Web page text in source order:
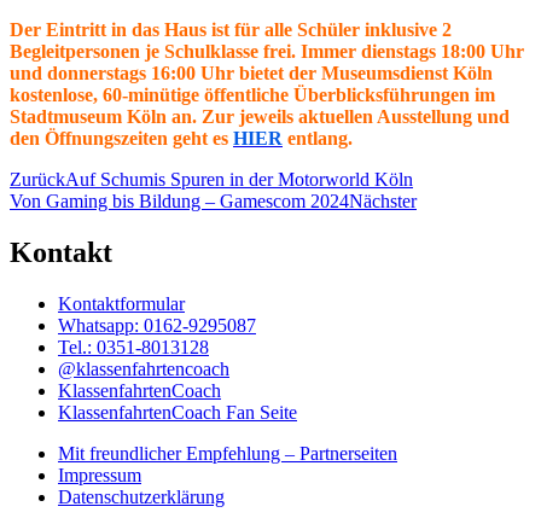
Der Eintritt in das Haus ist für alle Schüler inklusive 2
Begleitpersonen je Schulklasse frei. Immer dienstags 18:00 Uhr
und donnerstags 16:00 Uhr bietet der Museumsdienst Köln
kostenlose, 60-minütige öffentliche Überblicksführungen im
Stadtmuseum Köln an. Zur jeweils aktuellen Ausstellung und
den Öffnungszeiten geht es HIER entlang.
ZurückAuf Schumis Spuren in der Motorworld Köln
Von Gaming bis Bildung – Gamescom 2024Nächster
Kontakt
Kontaktformular
Whatsapp: 0162-9295087
Tel.: 0351-8013128
@klassenfahrtencoach
KlassenfahrtenCoach
KlassenfahrtenCoach Fan Seite
Mit freundlicher Empfehlung – Partnerseiten
Impressum
Datenschutzerklärung